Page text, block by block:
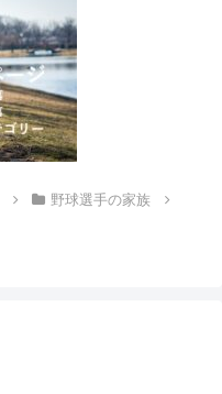
野球選手の家族